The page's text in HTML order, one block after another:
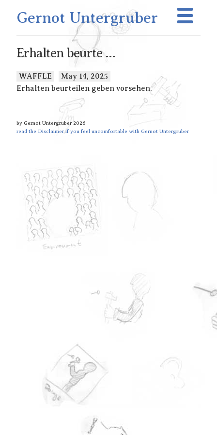
Gernot Untergruber
Erhalten beurte ...
WAFFLE
May 14, 2025
Erhalten beurteilen geben vorsehen.
by Gernot Untergruber 2026
read the Disclaimer if you feel uncomfortable with Gernot Untergruber